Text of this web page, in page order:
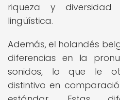
riqueza y
lingüística.
Además, el holandés
diferencias en la
sonidos, lo que le
distintivo en